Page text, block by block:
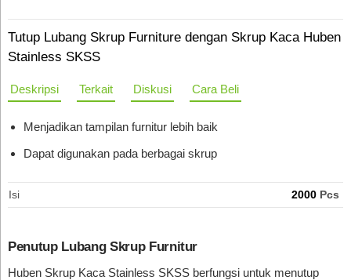
Tutup Lubang Skrup Furniture dengan Skrup Kaca Huben
Stainless SKSS
Deskripsi Terkait Diskusi Cara Beli
Menjadikan tampilan furnitur lebih baik
Dapat digunakan pada berbagai skrup
Isi 2000 Pcs
Penutup Lubang Skrup Furnitur
Huben Skrup Kaca Stainless SKSS berfungsi untuk menutup